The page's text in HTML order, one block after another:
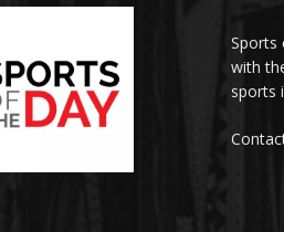
Sports
with
sports